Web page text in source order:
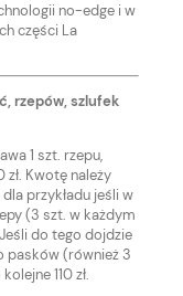
no-edge i w
części La
rzepów, szlufek
1 szt. rzepu,
Kwotę należy
przykładu jeśli w
(3 szt. w każdym
do tego dojdzie
pasków (również 3
110 zł.